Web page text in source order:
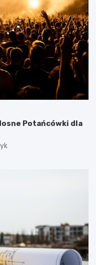
Potańcówki dla